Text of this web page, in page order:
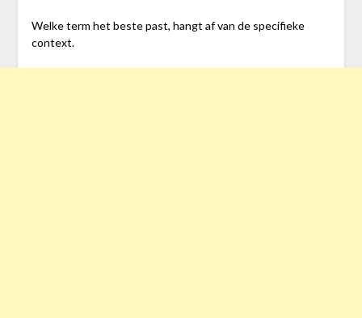
Welke term het beste past, hangt af van de specifieke
context.